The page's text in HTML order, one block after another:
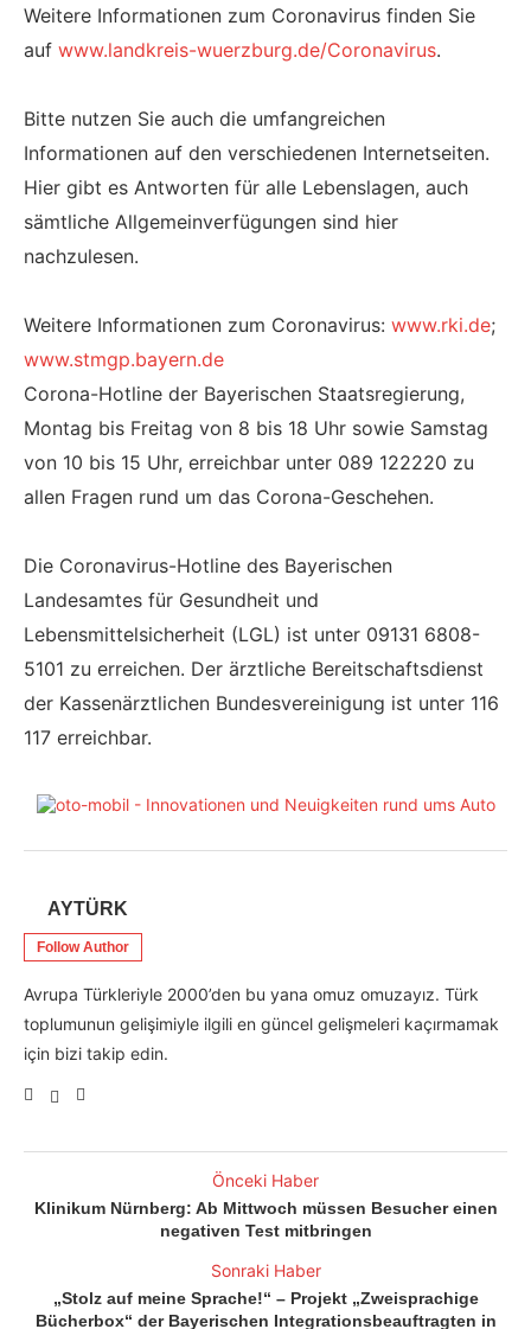
Weitere Informationen zum Coronavirus finden Sie
auf www.landkreis-wuerzburg.de/Coronavirus.
Bitte nutzen Sie auch die umfangreichen
Informationen auf den verschiedenen Internetseiten.
Hier gibt es Antworten für alle Lebenslagen, auch
sämtliche Allgemeinverfügungen sind hier
nachzulesen.
Weitere Informationen zum Coronavirus: www.rki.de;
www.stmgp.bayern.de
Corona-Hotline der Bayerischen Staatsregierung,
Montag bis Freitag von 8 bis 18 Uhr sowie Samstag
von 10 bis 15 Uhr, erreichbar unter 089 122220 zu
allen Fragen rund um das Corona-Geschehen.
Die Coronavirus-Hotline des Bayerischen
Landesamtes für Gesundheit und
Lebensmittelsicherheit (LGL) ist unter 09131 6808-
5101 zu erreichen. Der ärztliche Bereitschaftsdienst
der Kassenärztlichen Bundesvereinigung ist unter 116
117 erreichbar.
AYTÜRK
Follow Author
Avrupa Türkleriyle 2000’den bu yana omuz omuzayız. Türk
toplumunun gelişimiyle ilgili en güncel gelişmeleri kaçırmamak
için bizi takip edin.
Önceki Haber
Klinikum Nürnberg: Ab Mittwoch müssen Besucher einen
negativen Test mitbringen
Sonraki Haber
„Stolz auf meine Sprache!“ – Projekt „Zweisprachige
Bücherbox“ der Bayerischen Integrationsbeauftragten in